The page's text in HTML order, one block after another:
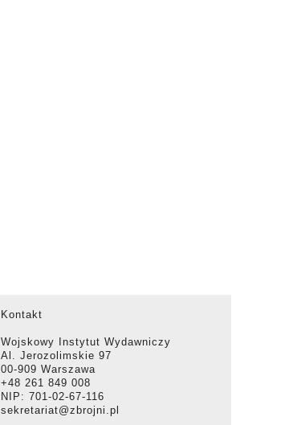
Kontakt
Wojskowy Instytut Wydawniczy
Al. Jerozolimskie 97
00-909 Warszawa
+48 261 849 008
NIP: 701-02-67-116
sekretariat@zbrojni.pl